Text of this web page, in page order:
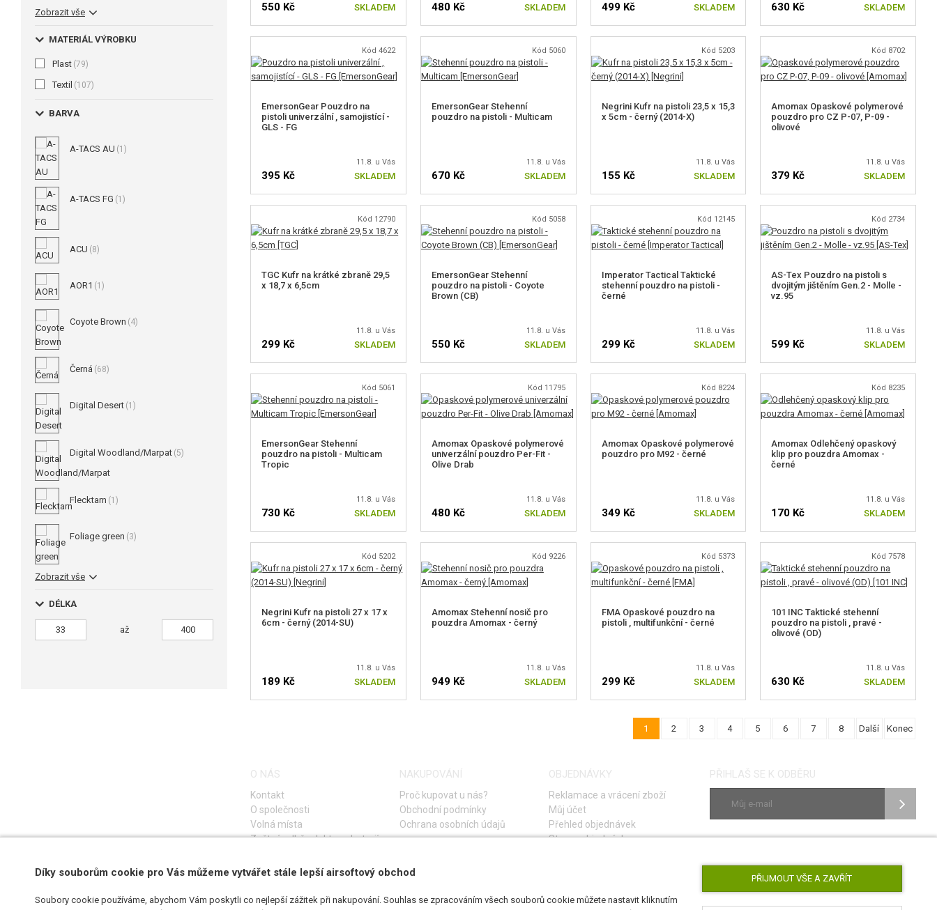
Zobrazit vše
MATERIÁL VÝROBKU
Plast (79)
Textil (107)
BARVA
A-TACS AU (1)
A-TACS FG (1)
ACU (8)
AOR1 (1)
Coyote Brown (4)
Černá (68)
Digital Desert (1)
Digital Woodland/Marpat (5)
Flecktarn (1)
Foliage green (3)
Zobrazit vše
DÉLKA
až
550 Kč SKLADEM 480 Kč SKLADEM 499 Kč SKLADEM 630 Kč SKLADEM
Kód 4622
EmersonGear Pouzdro na
pistoli univerzální , samojistící -
GLS - FG
11.8. u Vás
395 Kč SKLADEM
Kód 5060
EmersonGear Stehenní
pouzdro na pistoli - Multicam
11.8. u Vás
670 Kč SKLADEM
Kód 5203
Negrini Kufr na pistoli 23,5 x 15,3
x 5cm - černý (2014-X)
11.8. u Vás
155 Kč SKLADEM
Kód 8702
Amomax Opaskové polymerové
pouzdro pro CZ P-07, P-09 -
olivové
11.8. u Vás
379 Kč SKLADEM
Kód 12790
TGC Kufr na krátké zbraně 29,5
x 18,7 x 6,5cm
11.8. u Vás
299 Kč SKLADEM
Kód 5058
EmersonGear Stehenní
pouzdro na pistoli - Coyote
Brown (CB)
11.8. u Vás
550 Kč SKLADEM
Kód 12145
Imperator Tactical Taktické
stehenní pouzdro na pistoli -
černé
11.8. u Vás
299 Kč SKLADEM
Kód 2734
AS-Tex Pouzdro na pistoli s
dvojitým jištěním Gen.2 - Molle -
vz.95
11.8. u Vás
599 Kč SKLADEM
Kód 5061
EmersonGear Stehenní
pouzdro na pistoli - Multicam
Tropic
11.8. u Vás
730 Kč SKLADEM
Kód 11795
Amomax Opaskové polymerové
univerzální pouzdro Per-Fit -
Olive Drab
11.8. u Vás
480 Kč SKLADEM
Kód 8224
Amomax Opaskové polymerové
pouzdro pro M92 - černé
11.8. u Vás
349 Kč SKLADEM
Kód 8235
Amomax Odlehčený opaskový
klip pro pouzdra Amomax -
černé
11.8. u Vás
170 Kč SKLADEM
Kód 5202
Negrini Kufr na pistoli 27 x 17 x
6cm - černý (2014-SU)
11.8. u Vás
189 Kč SKLADEM
Kód 9226
Amomax Stehenní nosič pro
pouzdra Amomax - černý
11.8. u Vás
949 Kč SKLADEM
Kód 5373
FMA Opaskové pouzdro na
pistoli , multifunkční - černé
11.8. u Vás
299 Kč SKLADEM
Kód 7578
101 INC Taktické stehenní
pouzdro na pistoli , pravé -
olivové (OD)
11.8. u Vás
630 Kč SKLADEM
1 2 3 4 5 6 7 8 Další Konec
O NÁS
Kontakt
O společnosti
Volná místa
Zpětný odběr elektro a baterií
NAKUPOVÁNÍ
Proč kupovat u nás?
Obchodní podmínky
Ochrana osobních údajů
OBJEDNÁVKY
Reklamace a vrácení zboží
Můj účet
Přehled objednávek
Storno objednávky
PŘIHLAŠ SE K ODBĚRU
Díky souborům cookie pro Vás můžeme vytvářet stále lepší airsoftový obchod
Soubory cookie používáme, abychom Vám poskytli co nejlepší zážitek při nakupování. Souhlas se zpracováním všech souborů cookie můžete nastavit kliknutím
PŘIJMOUT VŠE A ZAVŘÍT